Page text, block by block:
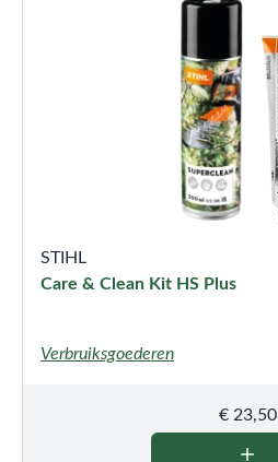
STIHL
Care & Clean Kit HS Plus
Verbruiksgoederen
€23,50